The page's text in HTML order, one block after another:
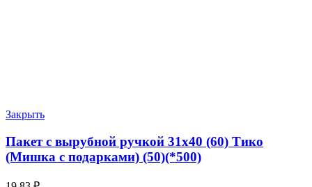
Закрыть
Пакет с вырубной ручкой 31х40 (60) Тико
(Мишка с подарками) (50)(*500)